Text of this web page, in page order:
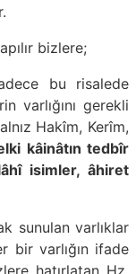
bizlere;
bu risalede
varlığını gerekli
Hakîm, Kerîm,
kâinâtın tedbî­r
isimler, âhiret
sunulan varlıklar
bir varlığın ifade
hatırlatan Hz.